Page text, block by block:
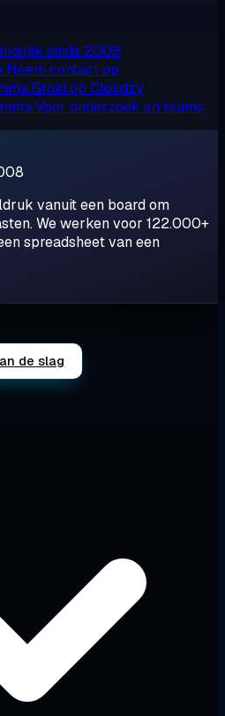
sinds 2008
Neem contact op
Groei op Cloudzy
Voor onderzoek en teams
vanuit een board om
We werken voor 122.000+
spreadsheet van een
de slag